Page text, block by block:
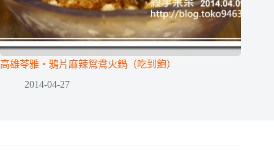
高雄苓雅‧鴉片麻辣鴛鴦火鍋（吃到飽）
2014-04-27